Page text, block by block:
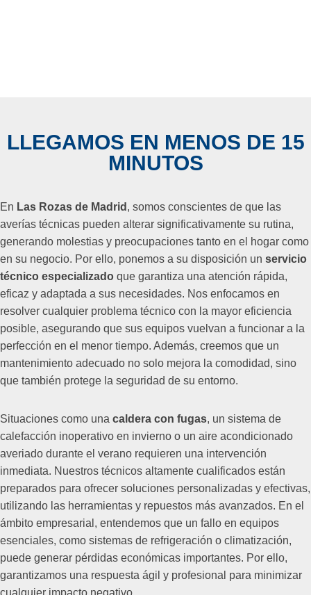
LLEGAMOS EN MENOS DE 15
MINUTOS
En Las Rozas de Madrid , somos conscientes de que las
averías técnicas pueden alterar significativamente su rutina,
generando molestias y preocupaciones tanto en el hogar como
en su negocio. Por ello, ponemos a su disposición un servicio
técnico especializado que garantiza una atención rápida,
eficaz y adaptada a sus necesidades. Nos enfocamos en
resolver cualquier problema técnico con la mayor eficiencia
posible, asegurando que sus equipos vuelvan a funcionar a la
perfección en el menor tiempo. Además, creemos que un
mantenimiento adecuado no solo mejora la comodidad, sino
que también protege la seguridad de su entorno.
Situaciones como una caldera con fugas, un sistema de
calefacción inoperativo en invierno o un aire acondicionado
averiado durante el verano requieren una intervención
inmediata. Nuestros técnicos altamente cualificados están
preparados para ofrecer soluciones personalizadas y efectivas,
utilizando las herramientas y repuestos más avanzados. En el
ámbito empresarial, entendemos que un fallo en equipos
esenciales, como sistemas de refrigeración o climatización,
puede generar pérdidas económicas importantes. Por ello,
garantizamos una respuesta ágil y profesional para minimizar
cualquier impacto negativo.